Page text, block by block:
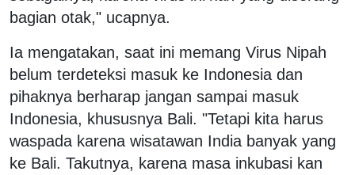
bagian otak," ucapnya.
Ia mengatakan, saat ini memang Virus Nipah
belum terdeteksi masuk ke Indonesia dan
pihaknya berharap jangan sampai masuk
Indonesia, khususnya Bali. "Tetapi kita harus
waspada karena wisatawan India banyak yang
ke Bali. Takutnya, karena masa inkubasi kan